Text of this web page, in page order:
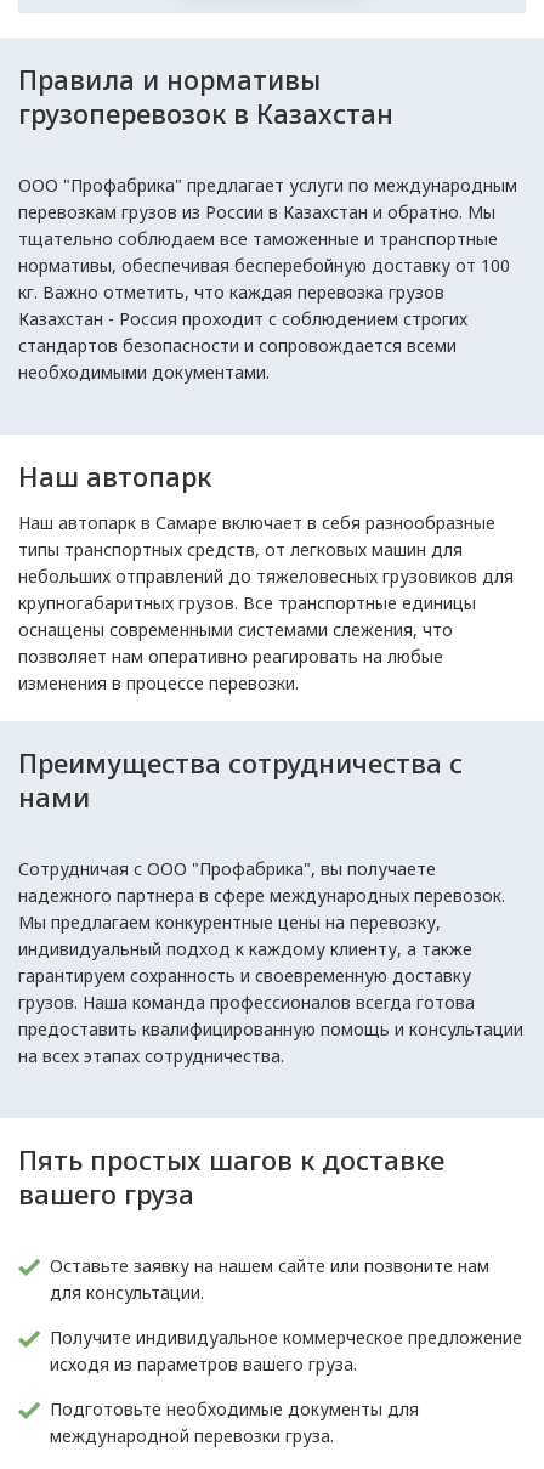
Правила и нормативы
грузоперевозок в Казахстан
ООО "Профабрика" предлагает услуги по международным
перевозкам грузов из России в Казахстан и обратно. Мы
тщательно соблюдаем все таможенные и транспортные
нормативы, обеспечивая бесперебойную доставку от 100
кг. Важно отметить, что каждая перевозка грузов
Казахстан - Россия проходит с соблюдением строгих
стандартов безопасности и сопровождается всеми
необходимыми документами.
Наш автопарк
Наш автопарк в Самаре включает в себя разнообразные
типы транспортных средств, от легковых машин для
небольших отправлений до тяжеловесных грузовиков для
крупногабаритных грузов. Все транспортные единицы
оснащены современными системами слежения, что
позволяет нам оперативно реагировать на любые
изменения в процессе перевозки.
Преимущества сотрудничества с
нами
Сотрудничая с ООО "Профабрика", вы получаете
надежного партнера в сфере международных перевозок.
Мы предлагаем конкурентные цены на перевозку,
индивидуальный подход к каждому клиенту, а также
гарантируем сохранность и своевременную доставку
грузов. Наша команда профессионалов всегда готова
предоставить квалифицированную помощь и консультации
на всех этапах сотрудничества.
Пять простых шагов к доставке
вашего груза
Оставьте заявку на нашем сайте или позвоните нам
для консультации.
Получите индивидуальное коммерческое предложение
исходя из параметров вашего груза.
Подготовьте необходимые документы для
международной перевозки груза.